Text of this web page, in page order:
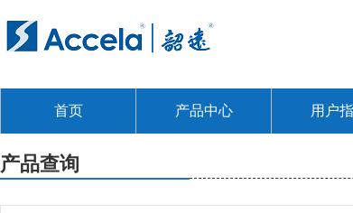
首页 产品中心 用户
产品查询